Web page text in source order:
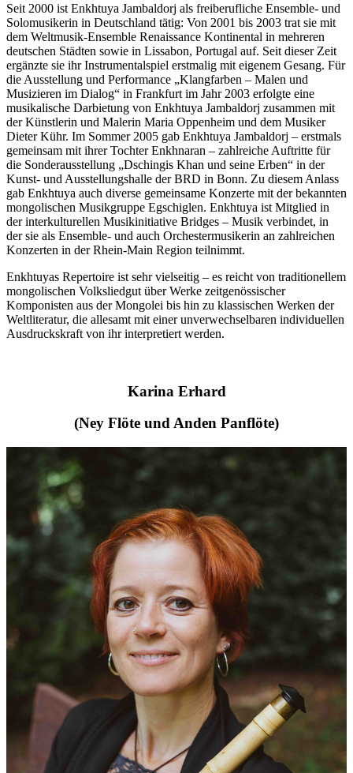
Seit 2000 ist Enkhtuya Jambaldorj als freiberufliche Ensemble- und
Solomusikerin in Deutschland tätig: Von 2001 bis 2003 trat sie mit
dem Weltmusik-Ensemble Renaissance Kontinental in mehreren
deutschen Städten sowie in Lissabon, Portugal auf. Seit dieser Zeit
ergänzte sie ihr Instrumentalspiel erstmalig mit eigenem Gesang. Für
die Ausstellung und Performance „Klangfarben – Malen und
Musizieren im Dialog“ in Frankfurt im Jahr 2003 erfolgte eine
musikalische Darbietung von Enkhtuya Jambaldorj zusammen mit
der Künstlerin und Malerin Maria Oppenheim und dem Musiker
Dieter Kühr. Im Sommer 2005 gab Enkhtuya Jambaldorj – erstmals
gemeinsam mit ihrer Tochter Enkhnaran – zahlreiche Auftritte für
die Sonderausstellung „Dschingis Khan und seine Erben“ in der
Kunst- und Ausstellungshalle der BRD in Bonn. Zu diesem Anlass
gab Enkhtuya auch diverse gemeinsame Konzerte mit der bekannten
mongolischen Musikgruppe Egschiglen. Enkhtuya ist Mitglied in
der interkulturellen Musikinitiative Bridges – Musik verbindet, in
der sie als Ensemble- und auch Orchestermusikerin an zahlreichen
Konzerten in der Rhein-Main Region teilnimmt.
Enkhtuyas Repertoire ist sehr vielseitig – es reicht von traditionellem
mongolischen Volksliedgut über Werke zeitgenössischer
Komponisten aus der Mongolei bis hin zu klassischen Werken der
Weltliteratur, die allesamt mit einer unverwechselbaren individuellen
Ausdruckskraft von ihr interpretiert werden.
Karina Erhard
(Ney Flöte und Anden Panflöte)